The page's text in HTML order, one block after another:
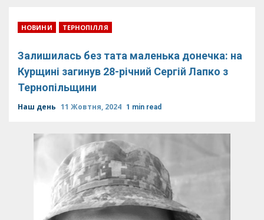
НОВИНИ ТЕРНОПІЛЛЯ
Залишилась без тата маленька донечка: на
Курщині загинув 28-річний Сергій Лапко з
Тернопільщини
Наш день 11 Жовтня, 2024 1 min read